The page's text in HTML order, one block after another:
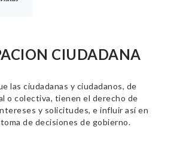
CIUDADANA
las ciudadanas y ciudadanos, de
o colectiva, tienen el derecho de
y solicitudes, e influir así en
de decisiones de gobierno.